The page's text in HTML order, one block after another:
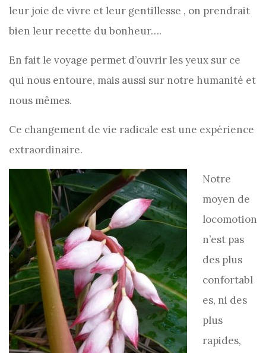
leur joie de vivre et leur gentillesse , on prendrait
bien leur recette du bonheur….
En fait le voyage permet d’ouvrir les yeux sur ce
qui nous entoure, mais aussi sur notre humanité et
nous mêmes.
Ce changement de vie radicale est une expérience
extraordinaire.
Notre
moyen de
locomotion
n’est pas
des plus
confortabl
es, ni des
plus
rapides,